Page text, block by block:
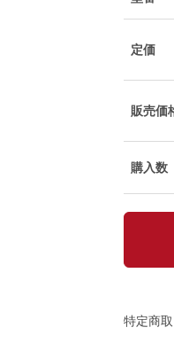
定価
販売価
購入数
特定商